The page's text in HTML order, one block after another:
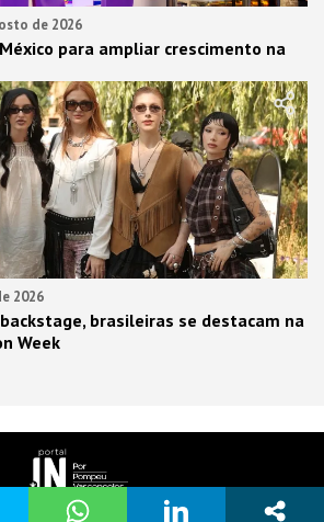
de 2026
para ampliar crescimento na
2026
brasileiras se destacam na
Week